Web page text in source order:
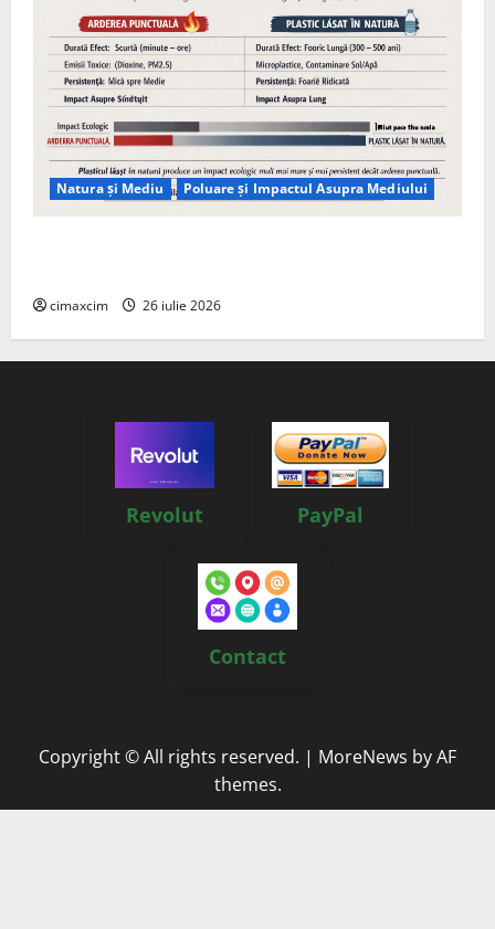
Natura și Mediu Poluare și Impactul Asupra Mediului
cimaxcim 26 iulie 2026
Revolut PayPal
Contact
Copyright © All rights reserved. | MoreNews by AF
themes.